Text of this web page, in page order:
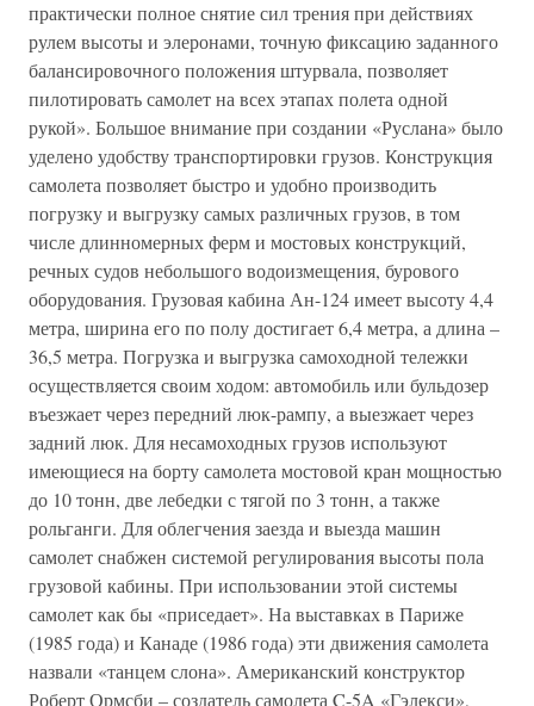
практически полное снятие сил трения при действиях
рулем высоты и элеронами, точную фиксацию заданного
балансировочного положения штурвала, позволяет
пилотировать самолет на всех этапах полета одной
рукой». Большое внимание при создании «Руслана» было
уделено удобству транспортировки грузов. Конструкция
самолета позволяет быстро и удобно производить
погрузку и выгрузку самых различных грузов, в том
числе длинномерных ферм и мостовых конструкций,
речных судов небольшого водоизмещения, бурового
оборудования. Грузовая кабина Ан-124 имеет высоту 4,4
метра, ширина его по полу достигает 6,4 метра, а длина –
36,5 метра. Погрузка и выгрузка самоходной тележки
осуществляется своим ходом: автомобиль или бульдозер
въезжает через передний люк-рампу, а выезжает через
задний люк. Для несамоходных грузов используют
имеющиеся на борту самолета мостовой кран мощностью
до 10 тонн, две лебедки с тягой по 3 тонн, а также
рольганги. Для облегчения заезда и выезда машин
самолет снабжен системой регулирования высоты пола
грузовой кабины. При использовании этой системы
самолет как бы «приседает». На выставках в Париже
(1985 года) и Канаде (1986 года) эти движения самолета
назвали «танцем слона». Американский конструктор
Роберт Ормсби – создатель самолета C-5A «Гэлекси»,